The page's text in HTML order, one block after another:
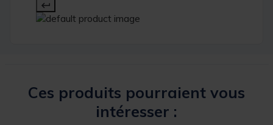
Ces produits pourraient vous
intéresser :